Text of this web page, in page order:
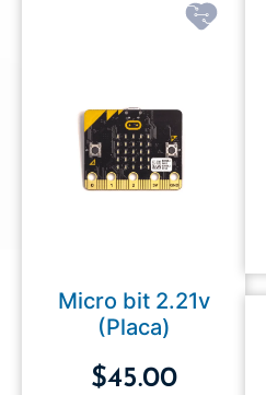
Micro bit 2.21v
(Placa)
$45.00